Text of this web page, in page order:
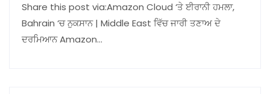
Share this post via:Amazon Cloud ‘ਤੇ ਈਰਾਨੀ ਹਮਲਾ,
Bahrain ‘ਚ ਨੁਕਸਾਨ | Middle East ਵਿੱਚ ਜਾਰੀ ਤਣਾਅ ਦੇ
ਦਰਮਿਆਨ Amazon…